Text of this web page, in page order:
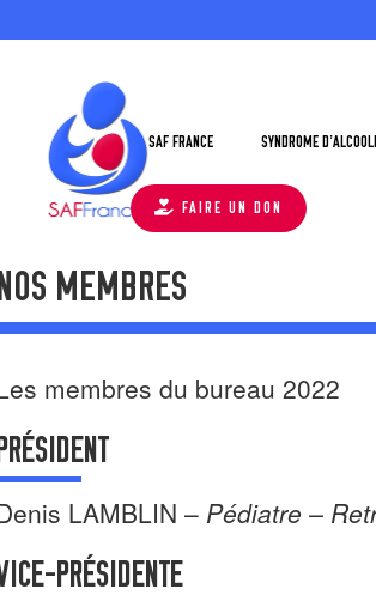
SAF FRANCE SYNDROME
FAIRE UN DON
MEMBRES
membres du bureau 2022
LAMBLIN – Pédiatre –
PRÉSIDENTE